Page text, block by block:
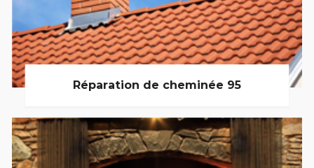
Réparation de cheminée 95